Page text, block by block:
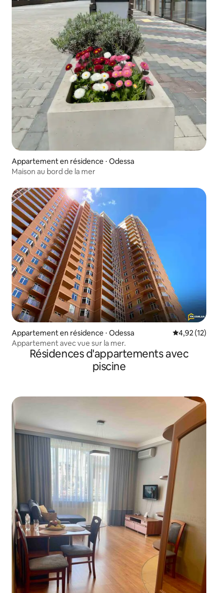
Appartement en résidence ⋅ Odessa
Maison au bord de la mer
Appartement en résidence ⋅ Odessa Évaluation
4,92 (12)
Appartement avec vue sur la mer.
Résidences d'appartements avec
piscine